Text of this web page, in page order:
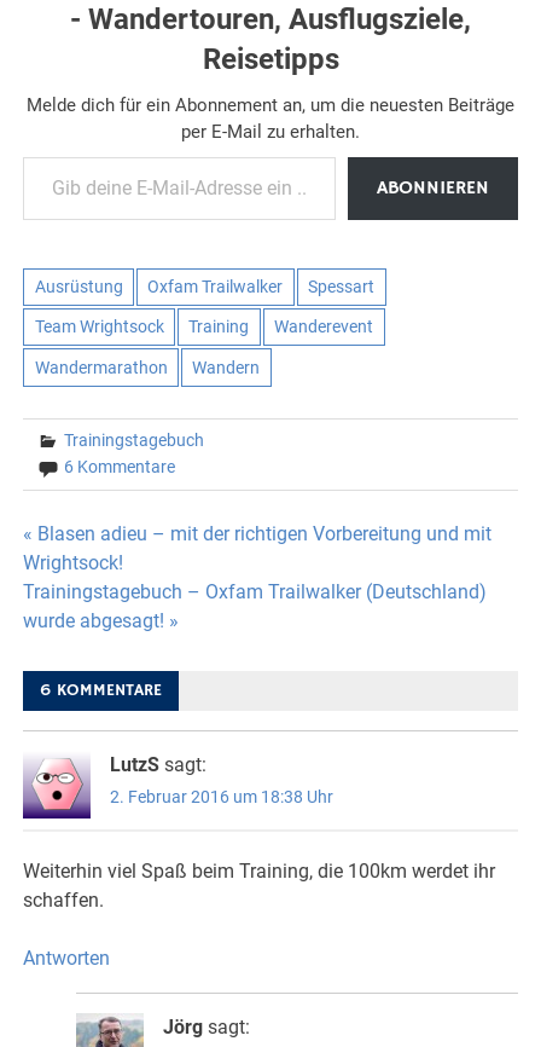
- Wandertouren, Ausflugsziele,
Reisetipps
Melde dich für ein Abonnement an, um die neuesten Beiträge
per E-Mail zu erhalten.
Gib deine E-Mail-Adresse ein ...
ABONNIEREN
Ausrüstung Oxfam Trailwalker Spessart
Team Wrightsock Training Wanderevent
Wandermarathon Wandern
Trainingstagebuch
6 Kommentare
Beitragsnavigation
« Blasen adieu – mit der richtigen Vorbereitung und mit
Wrightsock!
Trainingstagebuch – Oxfam Trailwalker (Deutschland)
wurde abgesagt! »
6 KOMMENTARE
LutzS sagt:
2. Februar 2016 um 18:38 Uhr
Weiterhin viel Spaß beim Training, die 100km werdet ihr
schaffen.
Antworten
Jörg sagt: